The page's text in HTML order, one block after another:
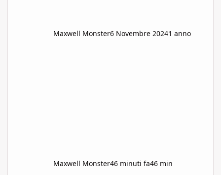
Maxwell Monster6 Novembre 20241 anno
Maxwell Monster46 minuti fa46 min